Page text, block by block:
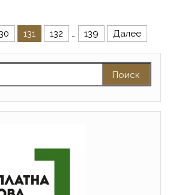
по записям
131 132 … 139 Далее